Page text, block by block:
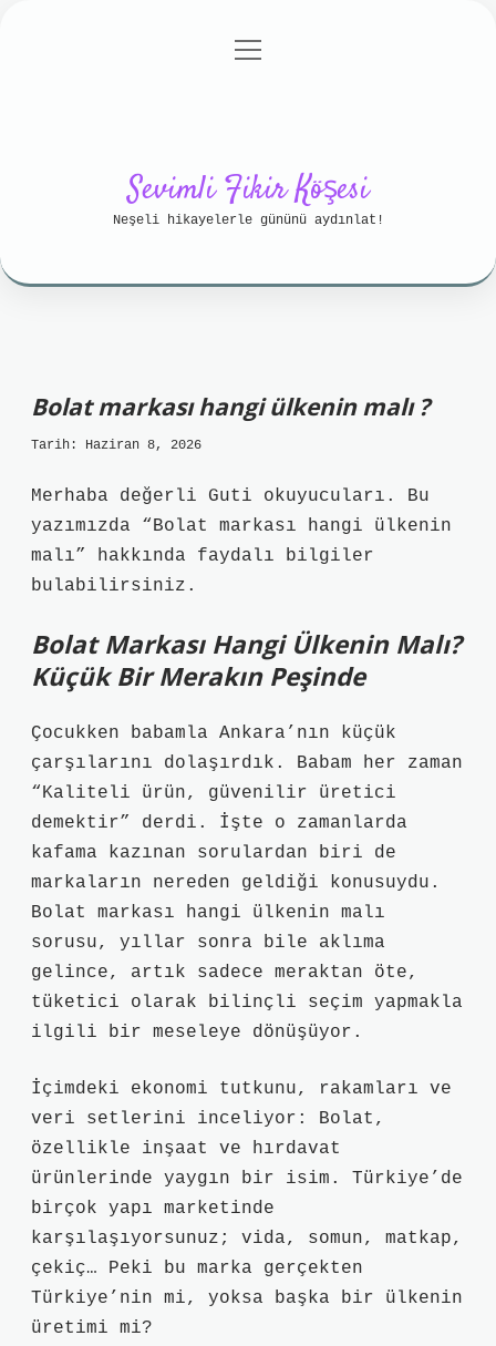
Gizlilik Politikası
menüyü
Sevimli Fikir Köşesi
Neşeli hikayelerle gününü aydınlat!
Bolat markası hangi ülkenin malı ?
Tarih: Haziran 8, 2026
Merhaba değerli Guti okuyucuları. Bu
yazımızda “Bolat markası hangi ülkenin
malı” hakkında faydalı bilgiler
bulabilirsiniz.
Bolat Markası Hangi Ülkenin Malı?
Küçük Bir Merakın Peşinde
Çocukken babamla Ankara’nın küçük
çarşılarını dolaşırdık. Babam her zaman
“Kaliteli ürün, güvenilir üretici
demektir” derdi. İşte o zamanlarda
kafama kazınan sorulardan biri de
markaların nereden geldiği konusuydu.
Bolat markası hangi ülkenin malı
sorusu, yıllar sonra bile aklıma
gelince, artık sadece meraktan öte,
tüketici olarak bilinçli seçim yapmakla
ilgili bir meseleye dönüşüyor.
İçimdeki ekonomi tutkunu, rakamları ve
veri setlerini inceliyor: Bolat,
özellikle inşaat ve hırdavat
ürünlerinde yaygın bir isim. Türkiye’de
birçok yapı marketinde
karşılaşıyorsunuz; vida, somun, matkap,
çekiç… Peki bu marka gerçekten
Türkiye’nin mi, yoksa başka bir ülkenin
üretimi mi?